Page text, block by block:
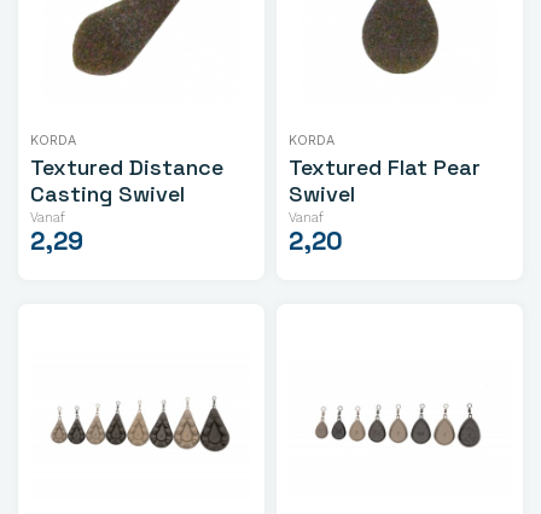
KORDA
Textured Distance
Casting Swivel
Vanaf
2,29
KORDA
Textured Flat Pear
Swivel
Vanaf
2,20